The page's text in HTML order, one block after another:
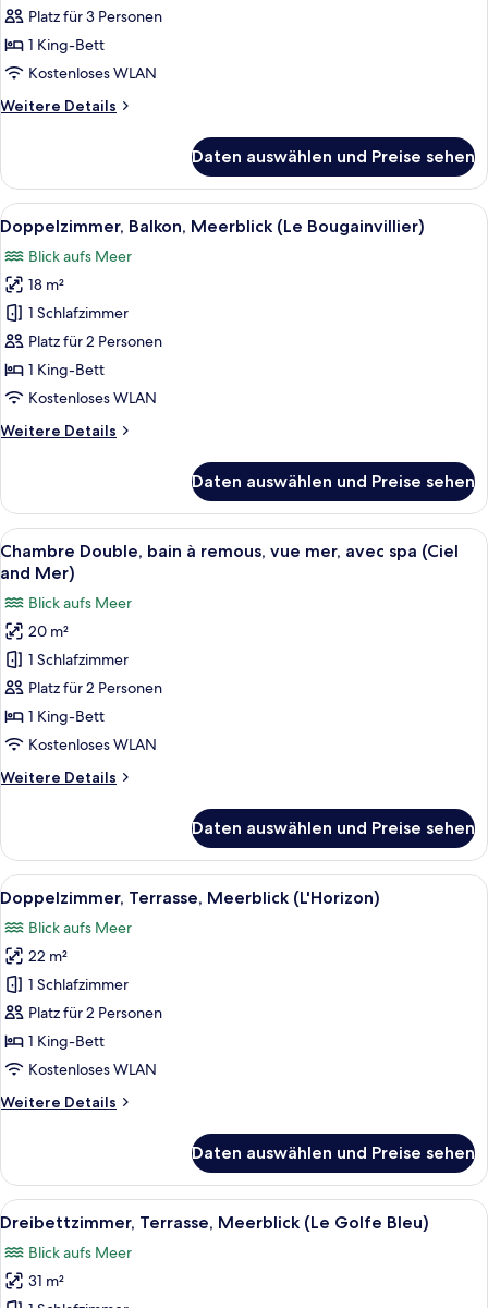
vue
mer,
avec
(L'Olivier)
Platz für 3 Personen
1 King-Bett
Kostenloses WLAN
Weitere Details
Weitere
Familiale,
vue
mer,
avec
spa
(L'Olivier)
Daten auswählen und Preise sehen
Alle
Fotos
für
Doppelzimmer,
Balkon,
Meerblick
(Le
Bougainvillier)
Ein Hotelzimmer mit einem großen
4
Doppelzimmer, Balkon, Meerblick (Le Bougainvillier)
Blick aufs Meer
18 m²
1 Schlafzimmer
Platz für 2 Personen
1 King-Bett
Kostenloses WLAN
Weitere Details
Weitere
Balkon,
Meerblick
(Le
Bougainvillier)
Daten auswählen und Preise sehen
Alle
Fotos
Chambre
Double,
bain
à
remous,
vue
avec
and
Mer)
anzeigen
Ein Hotelzimmer mit einem Bett,
4
Chambre Double, bain à remous, vue mer, avec spa (Ciel
and Mer)
Blick aufs Meer
20 m²
1 Schlafzimmer
Platz für 2 Personen
1 King-Bett
Kostenloses WLAN
Weitere Details
Weitere
Double,
bain
à
remous,
vue
mer,
avec
spa
(Ciel
and
Mer)
Daten auswählen und Preise sehen
Alle
Fotos
für
Doppelzimmer,
Terrasse,
Meerblick
(L'Horizon)
anzeigen
Ein Hotelzimmer mit einem großen
3
Doppelzimmer, Terrasse, Meerblick (L'Horizon)
Blick aufs Meer
22 m²
1 Schlafzimmer
Platz für 2 Personen
1 King-Bett
Kostenloses WLAN
Weitere Details
Weitere
Terrasse,
Meerblick
(L'Horizon)
Daten auswählen und Preise sehen
Alle
Fotos
für
Dreibettzimmer,
Ein Hotelzimmer mit einem großen
5
Dreibettzimmer, Terrasse, Meerblick (Le Golfe Bleu)
Blick aufs Meer
31 m²